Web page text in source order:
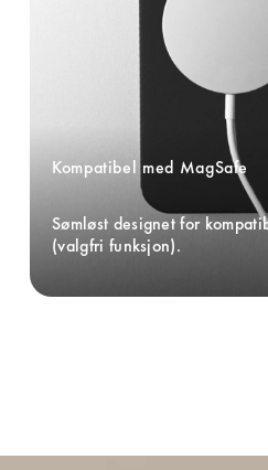
Kompatibel med MagSafe
Sømløst designet for
(valgfri funksjon).